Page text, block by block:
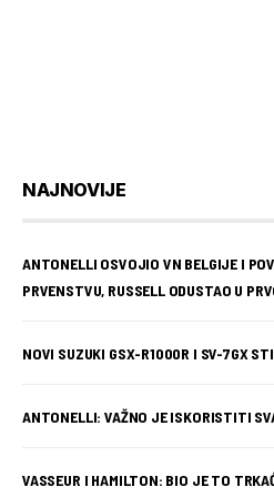
NAJNOVIJE
ANTONELLI OSVOJIO VN BELGIJE I
PRVENSTVU, RUSSELL ODUSTAO U
NOVI SUZUKI GSX-R1000R I SV-7GX
ANTONELLI: VAŽNO JE ISKORISTITI
VASSEUR I HAMILTON: BIO JE TO